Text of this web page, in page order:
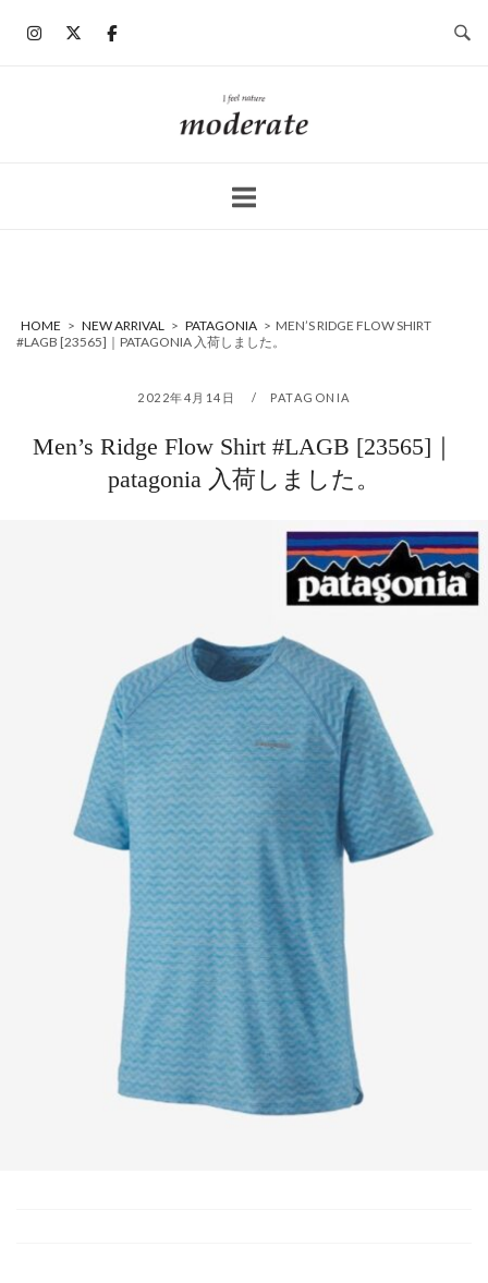
ホ
ー
HOME > NEW ARRIVAL > PATAGONIA > MEN’S RIDGE FLOW SHIRT
#LAGB [23565]｜PATAGONIA 入荷しました。
2022年4月14日 PATAGONIA
Men’s Ridge Flow Shirt #LAGB [23565]｜
patagonia 入荷しました。